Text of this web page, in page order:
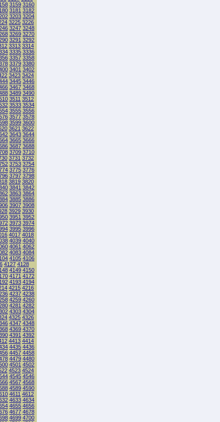
3159 3160
3181 3182
3203 3204
3225 3226
3247 3248
3269 3270
3291 3292
3313 3314
3335 3336
3357 3358
3379 3380
3401 3402
3423 3424
3445 3446
3467 3468
3489 3490
3511 3512
3533 3534
3555 3556
3577 3578
3599 3600
3621 3622
3643 3644
3665 3666
3687 3688
3709 3710
3731 3732
3753 3754
3775 3776
3797 3798
3819 3820
3841 3842
3863 3864
3885 3886
3907 3908
3929 3930
3951 3952
3973 3974
3995 3996
4017 4018
4039 4040
4061 4062
4083 4084
4105 4106
4127 4128
4149 4150
4171 4172
4193 4194
4215 4216
4237 4238
4259 4260
4281 4282
4303 4304
4325 4326
4347 4348
4369 4370
4391 4392
4413 4414
4435 4436
4457 4458
4479 4480
4501 4502
4523 4524
4545 4546
4567 4568
4589 4590
4611 4612
4633 4634
4655 4656
4677 4678
4699 4700